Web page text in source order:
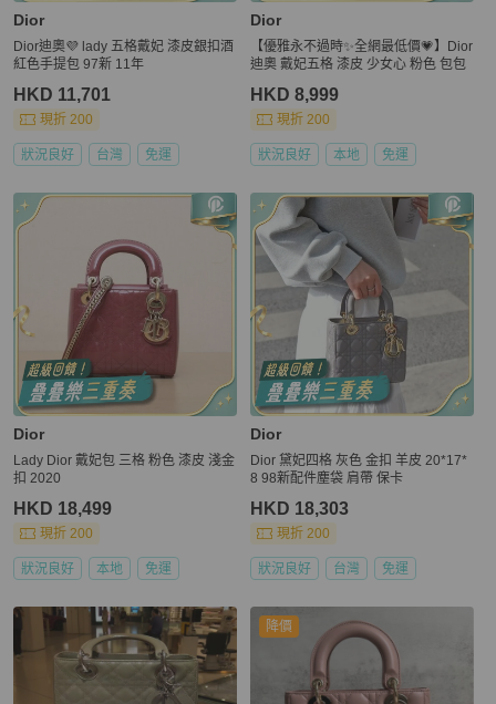
Dior
Dior迪奧💜 lady 五格戴妃 漆皮銀扣酒
紅色手提包 97新 11年
HKD 11,701
現折 200
狀況良好 台灣 免運
Dior
【優雅永不過時✨全網最低價💗】Dior
迪奧 戴妃五格 漆皮 少女心 粉色 包包
HKD 8,999
現折 200
狀況良好 本地 免運
Dior
Lady Dior 戴妃包 三格 粉色 漆皮 淺金
扣 2020
HKD 18,499
現折 200
狀況良好 本地 免運
Dior
Dior 黛妃四格 灰色 金扣 羊皮 20*17*
8 98新配件塵袋 肩帶 保卡
HKD 18,303
現折 200
狀況良好 台灣 免運
降價